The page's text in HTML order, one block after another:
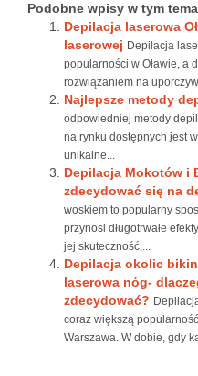
Podobne wpisy w tym
Depilacja laserowa
laserowej Depilacja
popularności w Oławie, a
rozwiązaniem na
Najlepsze metody
odpowiedniej metody
na rynku dostępnych jest
unikalne...
Depilacja Mokotów i
zdecydować się na
woskiem to popularny
przynosi długotrwałe
jej skuteczność,...
Depilacja okolic
laserowa nóg-
zdecydować?
coraz większą
Warszawa. W dobie, gdy